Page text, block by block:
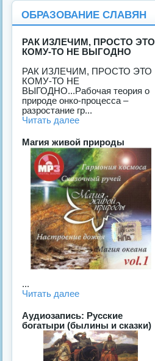
ОБРАЗОВАНИЕ СЛАВЯН
РАК ИЗЛЕЧИМ, ПРОСТО ЭТО
КОМУ-ТО НЕ ВЫГОДНО
РАК ИЗЛЕЧИМ, ПРОСТО ЭТО
КОМУ-ТО НЕ
ВЫГОДНО...Рабочая теория о
природе онко-процесса –
разростание гр...
Читать далее
Магия живой природы
...
Читать далее
Аудиозапись: Русские
богатыри (былины и сказки)